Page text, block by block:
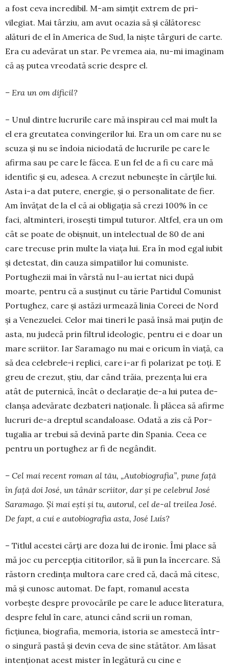
a fost ceva in­cre­dibil. M-am simțit extrem de pri­
vilegiat. Mai târziu, am avut ocazia să și că­lătoresc
alături de el în Ame­rica de Sud, la niște târ­guri de carte.
Era cu adevărat un star. Pe vremea aia, nu-mi imaginam
că aș putea vreo­dată scrie des­pre el.
– Era un om dificil?
– Unul dintre lucrurile care mă inspirau cel mai mult la
el era greu­tatea convingerilor lui. Era un om care nu se
scuza și nu se îndoia nicio­dată de lucrurile pe care le
afirma sau pe care le făcea. E un fel de a fi cu ca­re mă
identific și eu, adesea. A crezut nebunește în cărțile lui.
Asta i-a dat putere, energie, și o personalitate de fier.
Am învățat de la el că ai obligația să crezi 100% în ce
faci, alt­min­teri, irosești timpul tuturor. Alt­fel, era un om
cât se poate de obiș­nuit, un inte­lectual de 80 de ani
care trecuse prin multe la via­ța lui. Era în mod egal iubit
și detestat, din cauza simpatiilor lui comuniste.
Portughezii mai în vârstă nu l-au iertat nici după
moarte, pentru că a susținut cu tărie Partidul Comu­nist
Portu­ghez, care și astăzi urmează li­nia Coreei de Nord
și a Vene­zu­elei. Celor mai ti­neri le pasă în­să mai puțin de
asta, nu judecă prin filtrul ide­o­logic, pentru ei e doar un
mare scriitor. Iar Sa­ra­mago nu mai e oricum în viață, ca
să dea celebrele-i re­plici, care i-ar fi polarizat pe toți. E
greu de crezut, știu, dar când trăia, pre­zența lui era
atât de puter­nică, încât o declarație de-a lui putea de­
clan­șa adevărate dez­bateri naționale. Îi plăcea să afir­me
lucruri de-a dreptul scan­da­loase. Odată a zis că Por­
tugalia ar trebui să devină parte din Spa­nia. Ceea ce
pen­tru un por­tu­ghez ar fi de ne­gândit.
– Cel mai recent roman al tău, „Auto­bio­grafia”, pune față
în față doi José, un tânăr scri­itor, dar și pe celebrul José
Sa­rama­go. Și mai ești și tu, autorul, cel de-al treilea José.
De fapt, a cui e autobiografia asta, José Luís?
– Titlul acestei cărți are doza lui de ironie. Îmi place să
mă joc cu percepția cititorilor, să îi pun la încercare. Să
răstorn credința multora care cred că, dacă mă citesc,
mă și cunosc automat. De fapt, ro­manul acesta
vorbește despre provocările pe care le aduce literatura,
despre felul în care, atunci când scrii un roman,
ficțiunea, biografia, memo­ria, is­toria se amestecă într-
o singură pastă și de­vin ceva de sine stătător. Am lăsat
intenționat acest mister în legătură cu cine e